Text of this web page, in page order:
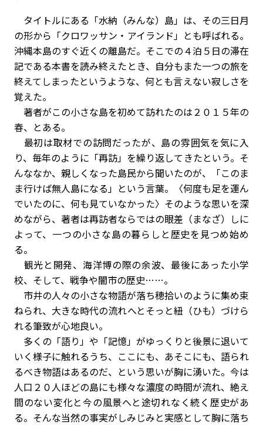
タイトルにある「水納（みんな）島」は、その三日月
の形から「クロワッサン・アイランド」とも呼ばれる。
沖縄本島のすぐ近くの離島だ。そこでの４泊５日の滞在
記である本書を読み終えたとき、自分もまた一つの旅を
終えてしまったというような、何とも言えない寂しさを
覚えた。
著者がこの小さな島を初めて訪れたのは２０１５年の
春、とある。
最初は取材での訪問だったが、島の雰囲気を気に入
り、毎年のように「再訪」を繰り返してきたという。そ
んななか、親しくなった島民から聞いたのが、「このま
ま行けば無人島になる」という言葉。〈何度も足を運ん
でいたのに、何も見ていなかった〉――そのような思いを深
めながら、著者は再訪者ならではの眼差（まなざ）しに
よって、一つの小さな島の暮らしと歴史を見つめ始め
る。
観光と開発、海洋博の際の余波、最後にあった小学
校、そして、戦争や闇市の歴史……。
市井の人々の小さな物語が落ち穂拾いのように集め束
ねられ、大きな時代の流れへとそっと紐（ひも）づけら
れる筆致が心地良い。
多くの「語り」や「記憶」がゆっくりと後景に退いて
いく様子に触れるうち、ここにも、あそこにも、語られ
るべき物語はあるのだ、という思いが胸に湧いた。今は
人口２０人ほどの島にも様々な濃度の時間が流れ、絶え
間のない変化と今の風景へと途切れなく続く歴史があ
る。そんな当然の事実がしみじみと実感として胸に落ち